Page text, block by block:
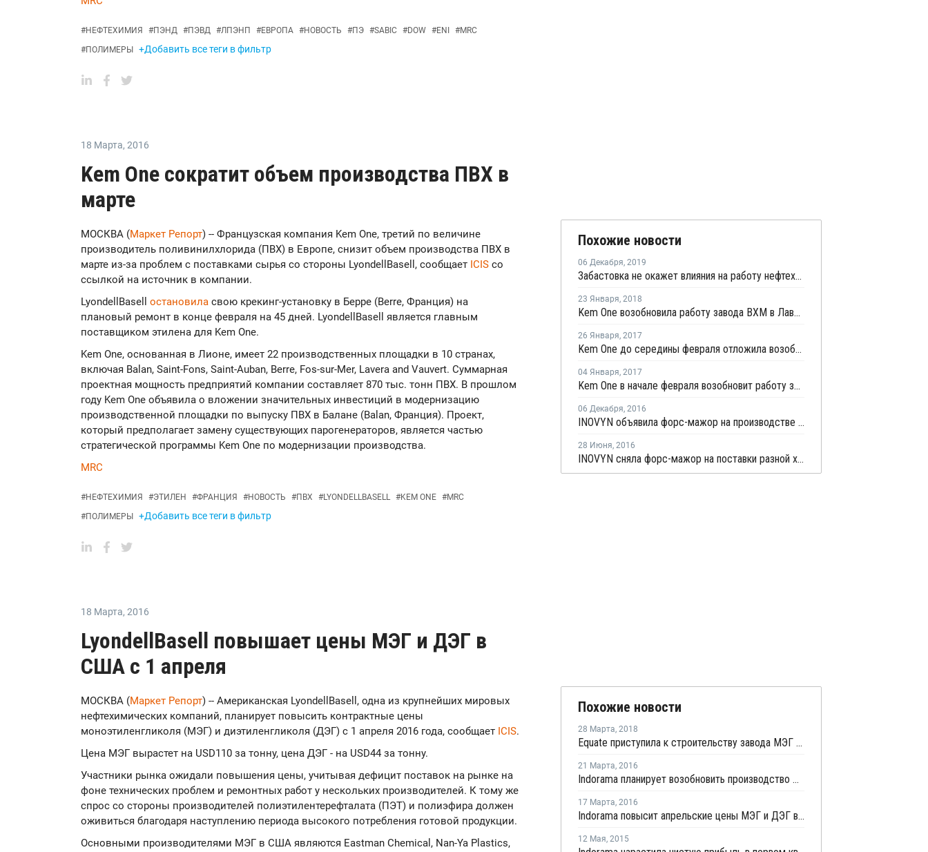
#НЕФТЕХИМИЯ #ПЭНД #ПЭВД #ЛПЭНП #ЕВРОПА #НОВОСТЬ #ПЭ #SABIC #DOW #ENI #MRC
#ПОЛИМЕРЫ +Добавить все теги в фильтр
18 Марта, 2016
Kem One сократит объем производства ПВХ в
марте
МОСКВА (Маркет Репорт) -- Французская компания Kem One, третий по величине
производитель поливинилхлорида (ПВХ) в Европе, снизит объем производства ПВХ в
марте из-за проблем с поставками сырья со стороны LyondellBasell, сообщает ICIS со
ссылкой на источник в компании.
LyondellBasell остановила свою крекинг-установку в Берре (Berre, Франция) на
плановый ремонт в конце февраля на 45 дней. LyondellBasell является главным
поставщиком этилена для Kem One.
Kem One, основанная в Лионе, имеет 22 производственных площадки в 10 странах,
включая Balan, Saint-Fons, Saint-Auban, Berre, Fos-sur-Mer, Lavera and Vauvert. Суммарная
проектная мощность предприятий компании составляет 870 тыс. тонн ПВХ. В прошлом
году Kem One объявила о вложении значительных инвестиций в модернизацию
производственной площадки по выпуску ПВХ в Балане (Balan, Франция). Проект,
который предполагает замену существующих парогенераторов, является частью
стратегической программы Kem One по модернизации производства.
MRC
#НЕФТЕХИМИЯ #ЭТИЛЕН #ФРАНЦИЯ #НОВОСТЬ #ПВХ #LYONDELLBASELL #KEM ONE #MRC
#ПОЛИМЕРЫ +Добавить все теги в фильтр
Похожие новости
06 Декабря, 2019
Забастовка не окажет влияния на работу нефтехимического комплекса Ineos в Лавере
23 Января, 2018
Kem One возобновила работу завода ВХМ в Лавере
26 Января, 2017
Kem One до середины февраля отложила возобновление производства на заводе в Лавере
04 Января, 2017
Kem One в начале февраля возобновит работу завода каустической соды и хлора в Лавере
06 Декабря, 2016
INOVYN объявила форс-мажор на производстве каустической соды в Таву
28 Июня, 2016
INOVYN сняла форс-мажор на поставки разной хлорной продукции с завода во Франции
18 Марта, 2016
LyondellBasell повышает цены МЭГ и ДЭГ в
США с 1 апреля
МОСКВА (Маркет Репорт) -- Американская LyondellBasell, одна из крупнейших мировых
нефтехимических компаний, планирует повысить контрактные цены
моноэтиленгликоля (МЭГ) и диэтиленгликоля (ДЭГ) с 1 апреля 2016 года, сообщает ICIS.
Цена МЭГ вырастет на USD110 за тонну, цена ДЭГ - на USD44 за тонну.
Участники рынка ожидали повышения цены, учитывая дефицит поставок на рынке на
фоне технических проблем и ремонтных работ у нескольких производителей. К тому же
спрос со стороны производителей полиэтилентерефталата (ПЭТ) и полиэфира должен
оживиться благодаря наступлению периода высокого потребления готовой продукции.
Основными производителями МЭГ в США являются Eastman Chemical, Nan-Ya Plastics,
Похожие новости
28 Марта, 2018
Equate приступила к строительству завода МЭГ в США
21 Марта, 2016
Indorama планирует возобновить производство МЭГ и окиси этилена в Техасе в начале апреля
17 Марта, 2016
Indorama повысит апрельские цены МЭГ и ДЭГ в США
12 Мая, 2015